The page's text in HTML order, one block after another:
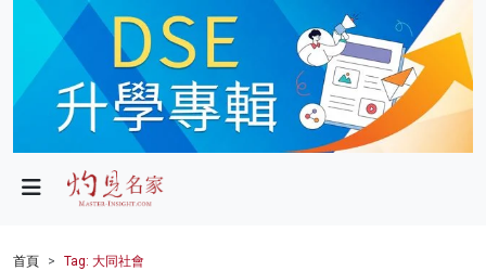
政局
財經
首頁 Tag: 大同社會